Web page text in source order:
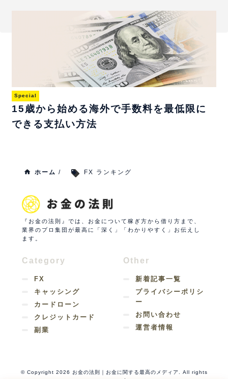
Special
15歳から始める海外で手数料を最低限に
できる支払い方法
ホーム / FX ランキング
『お金の法則』では、お金について稼ぎ方から借り方まで、
業界のプロ集団が最高に「深く」「わかりやすく」お伝えし
ます。
Category
FX
キャッシング
カードローン
クレジットカード
副業
Other
新着記事一覧
プライバシーポリシ
ー
お問い合わせ
運営者情報
© Copyright 2026 お金の法則｜お金に関する最高のメディア. All rights